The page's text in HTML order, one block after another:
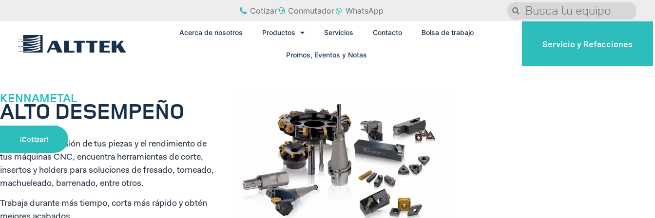
Cotizar Conmutador WhatsApp
Acerca de nosotros Productos Servicios Contacto Bolsa de trabajo
Promos, Eventos y Notas
Servicio y Refacciones
¡Cotizar!
KENNAMETAL
ALTO DESEMPEÑO
Aumenta la precisión de tus piezas y el rendimiento de
tus máquinas CNC, encuentra herramientas de corte,
insertos y holders para soluciones de fresado, torneado,
machueleado, barrenado, entre otros.
Trabaja durante más tiempo, corta más rápido y obtén